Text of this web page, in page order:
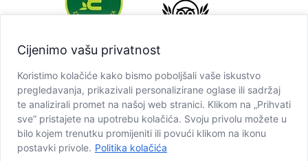
Cijenimo vašu privatnost
Koristimo kolačiće kako bismo poboljšali vaše iskustvo
pregledavanja, prikazivali personalizirane oglase ili sadržaj
te analizirali promet na našoj web stranici. Klikom na „Prihvati
sve” pristajete na upotrebu kolačića. Svoju privolu možete u
bilo kojem trenutku promijeniti ili povući klikom na ikonu
postavki privole. Politika kolačića